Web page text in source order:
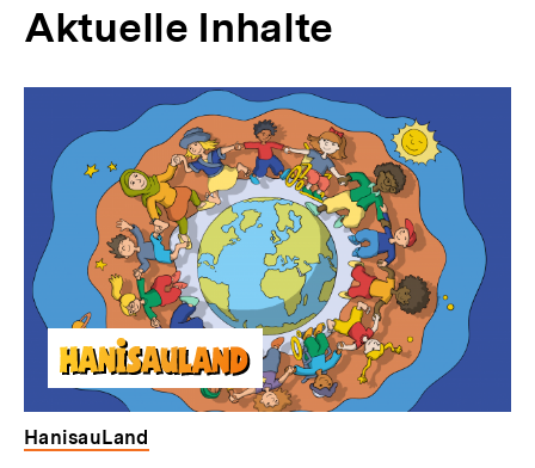
Aktuelle Inhalte
HanisauLand